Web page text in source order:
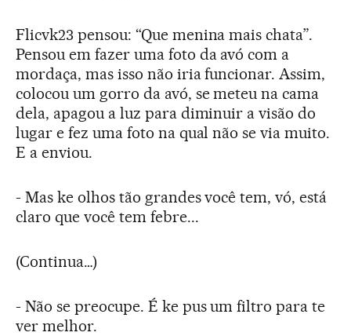
Flicvk23 pensou: “Que menina mais chata”.
Pensou em fazer uma foto da avó com a
mordaça, mas isso não iria funcionar. Assim,
colocou um gorro da avó, se meteu na cama
dela, apagou a luz para diminuir a visão do
lugar e fez uma foto na qual não se via muito.
E a enviou.
- Mas ke olhos tão grandes você tem, vó, está
claro que você tem febre...
(Continua…)
- Não se preocupe. É ke pus um filtro para te
ver melhor.